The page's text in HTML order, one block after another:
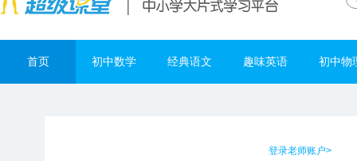
首页 初中数学 经典语文 趣味英语 初中物
登录老师账户>